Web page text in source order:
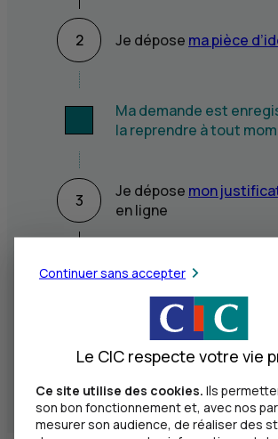
2 Je dépose ma pièce
Ma demande est
la reprendre à tout
3 Je dépose mon
en ligne
4 Je signe
5
Je réalise un versement
finaliser l’ouverture
Continuer sans accepter
Le CIC respecte votre vie
Ce site utilise des cookies. Ils
son bon fonctionnement et, avec nos
mesurer son audience, de réaliser des